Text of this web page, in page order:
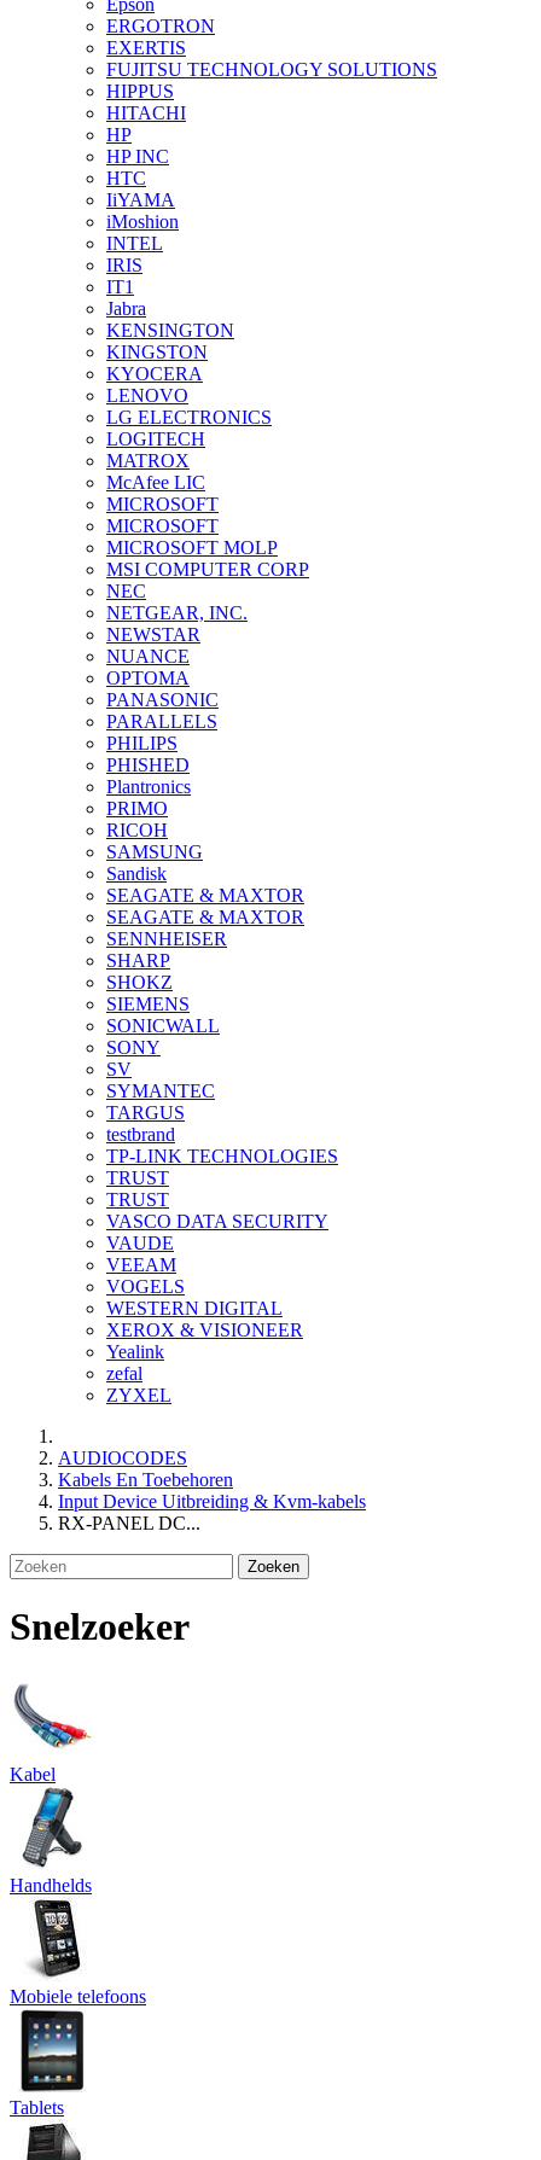
ERGOTRON
EXERTIS
FUJITSU TECHNOLOGY SOLUTIONS
HIPPUS
HITACHI
HP
HP INC
HTC
IiYAMA
iMoshion
INTEL
IRIS
IT1
Jabra
KENSINGTON
KINGSTON
KYOCERA
LENOVO
LG ELECTRONICS
LOGITECH
MATROX
McAfee LIC
MICROSOFT
MICROSOFT
MICROSOFT MOLP
MSI COMPUTER CORP
NEC
NETGEAR, INC.
NEWSTAR
NUANCE
OPTOMA
PANASONIC
PARALLELS
PHILIPS
PHISHED
Plantronics
PRIMO
RICOH
SAMSUNG
Sandisk
SEAGATE & MAXTOR
SEAGATE & MAXTOR
SENNHEISER
SHARP
SHOKZ
SIEMENS
SONICWALL
SONY
SV
SYMANTEC
TARGUS
testbrand
TP-LINK TECHNOLOGIES
TRUST
TRUST
VASCO DATA SECURITY
VAUDE
VEEAM
VOGELS
WESTERN DIGITAL
XEROX & VISIONEER
Yealink
zefal
ZYXEL
AUDIOCODES
Kabels En Toebehoren
Input Device Uitbreiding & Kvm-kabels
RX-PANEL DC...
Zoeken
Snelzoeker
Kabel
Handhelds
Mobiele telefoons
Tablets